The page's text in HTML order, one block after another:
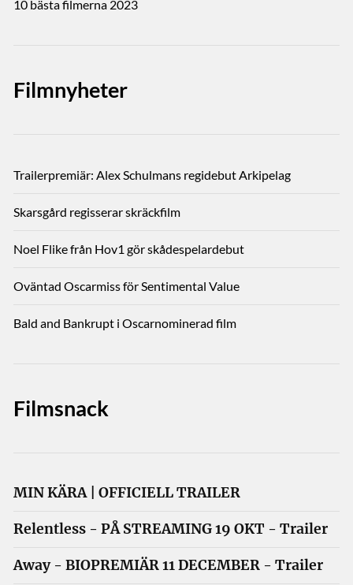
10 bästa filmerna 2023
Filmnyheter
Trailerpremiär: Alex Schulmans regidebut Arkipelag
Skarsgård regisserar skräckfilm
Noel Flike från Hov1 gör skådespelardebut
Oväntad Oscarmiss för Sentimental Value
Bald and Bankrupt i Oscarnominerad film
Filmsnack
MIN KÄRA | OFFICIELL TRAILER
Relentless - PÅ STREAMING 19 OKT - Trailer
Away - BIOPREMIÄR 11 DECEMBER - Trailer